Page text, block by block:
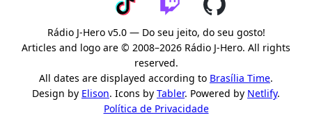
Rádio J-Hero v5.0 — Do seu jeito, do seu gosto!
Articles and logo are © 2008–2026 Rádio J-Hero. All rights
reserved.
All dates are displayed according to Brasília Time.
Design by Elison. Icons by Tabler. Powered by Netlify.
Política de Privacidade